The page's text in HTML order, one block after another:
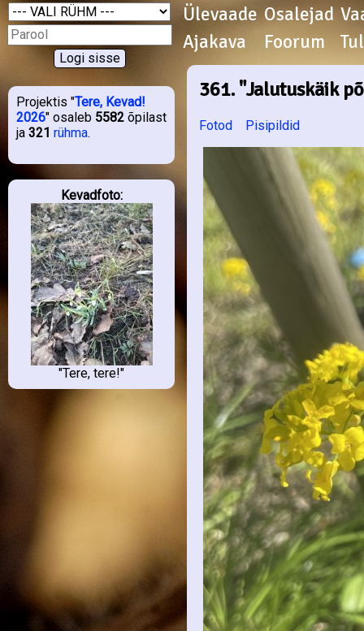
Projektis "Tere, Kevad!
2026" osaleb 5582 õpilast
ja 321 rühma.
Kevadfoto:
"Tere, tere!"
Ülevaade Osalejad
Ajakava
Foorum
361. "Jalutuskäik
Fotod Pisipildid